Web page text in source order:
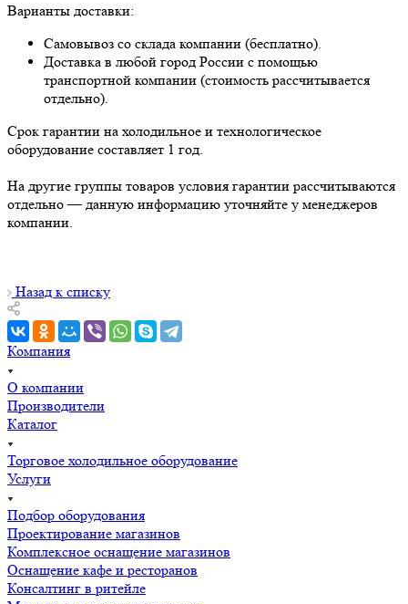
Варианты доставки:
Самовывоз со склада компании (бесплатно).
Доставка в любой город России с помощью
транспортной компании (стоимость рассчитывается
отдельно).
Срок гарантии на холодильное и технологическое
оборудование составляет 1 год.
На другие группы товаров условия гарантии рассчитываются
отдельно — данную информацию уточняйте у менеджеров
компании.
Назад к списку
Компания
О компании
Производители
Каталог
Торговое холодильное оборудование
Услуги
Подбор оборудования
Проектирование магазинов
Комплексное оснащение магазинов
Оснащение кафе и ресторанов
Консалтинг в ритейле